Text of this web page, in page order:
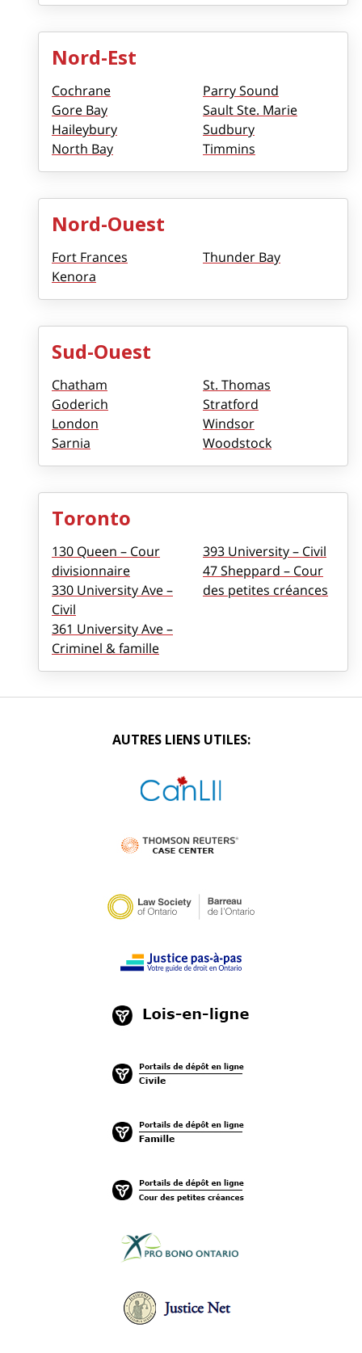
Nord-Est
Cochrane
Gore Bay
Haileybury
North Bay
Parry Sound
Sault Ste. Marie
Sudbury
Timmins
Nord-Ouest
Fort Frances
Kenora
Thunder Bay
Sud-Ouest
Chatham
Goderich
London
Sarnia
St. Thomas
Stratford
Windsor
Woodstock
Toronto
130 Queen – Cour
divisionnaire
330 University Ave –
Civil
361 University Ave –
Criminel & famille
393 University – Civil
47 Sheppard – Cour
des petites créances
AUTRES LIENS UTILES: